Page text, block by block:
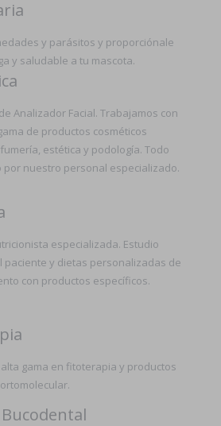
y parásitos y proporciónale
y saludable a tu mascota.
Analizador Facial. Trabajamos con
de productos cosméticos
estética y podología. Todo
por nuestro personal especializado.
especializada. Estudio
paciente y dietas personalizadas de
con productos específicos.
gama en fitoterapia y productos